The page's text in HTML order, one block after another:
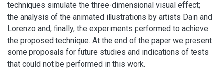
techniques simulate the three-dimensional visual effect;
the analysis of the animated illustrations by artists Dain and
Lorenzo and, finally, the experiments performed to achieve
the proposed technique. At the end of the paper we present
some proposals for future studies and indications of tests
that could not be performed in this work.